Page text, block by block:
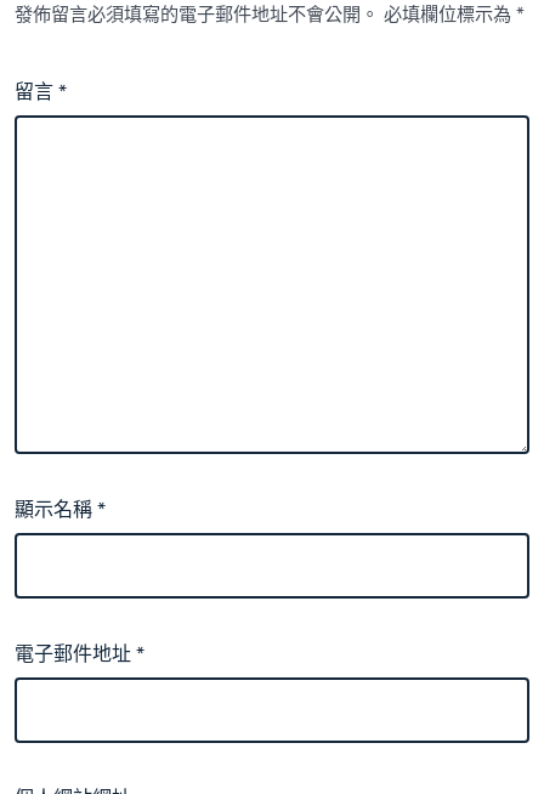
發佈留言必須填寫的電子郵件地址不會公開。 必填欄位標示為*
留言*
顯示名稱*
電子郵件地址*